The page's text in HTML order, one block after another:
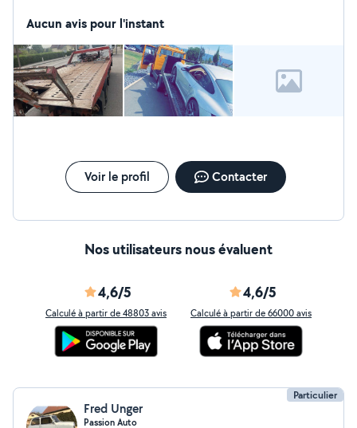
et le Bas Rhin (67) pour tout type de transport de
et matériel ou tout autre demande. Nous sommes
disponibles 24h/24, 7j/7 même les jours fériés
Aucun avis pour l'instant
Voir le profil Contacter
Nos utilisateurs nous évaluent
4,6/5
Calculé à partir de 48803 avis
4,6/5
Calculé à partir de 66000 avis
Particulier
Fred Unger
Passion Auto